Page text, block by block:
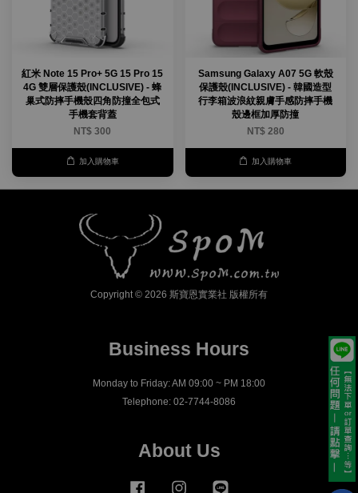
紅米 Note 15 Pro+ 5G 15 Pro 15
4G 雙層保護殼(INCLUSIVE) - 蜂
巢式防摔手機殼四角防撞全包式
手機套背蓋
NT$ 300
加入購物車
Samsung Galaxy A07 5G 軟殼
保護殼(INCLUSIVE) - 韓國造型
行李箱波浪紋親膚手感防摔手機
殼邊框加厚防撞
NT$ 280
加入購物車
Copyright © 2026 斯寶恩實業社 版權所有
Business Hours
Monday to Friday: AM 09:00 ~ PM 18:00
Telephone: 02-7744-8086
About Us
Facebook Instagram